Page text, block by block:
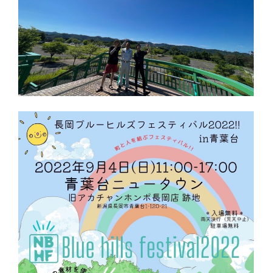
松本コラム
プライバシーポリシー